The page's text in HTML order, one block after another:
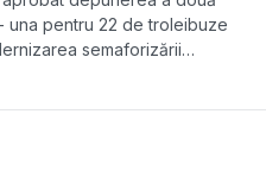
una pentru 22 de troleibuze
semaforizării